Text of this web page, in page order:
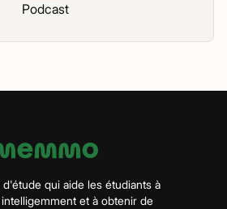
Podcast
d'étude qui aide les étudiants à
et à obtenir de